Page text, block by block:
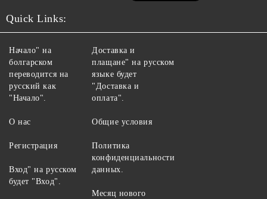
Quick Links:
Начало" на
болгарском
переводится на
русский как
"Начало".
О нас
Регистрация
Вход" на русском
будет "Вход".
Доставка и
плащане" на русском
языке будет
"Доставка и
оплата".
Общие условия
Политика
конфиденциальности
данных.
Месяц нового